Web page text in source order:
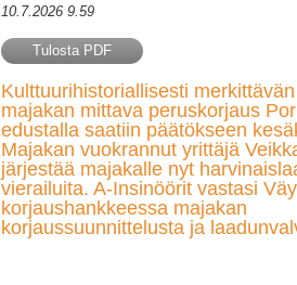
10.7.2026 9.59
Tulosta PDF
Kulttuurihistoriallisesti
majakan mittava peruskorjaus
edustalla saatiin päätökseen
Majakan vuokrannut yrittäjä
järjestää majakalle nyt
vierailuita. A-Insinöörit vastasi
korjaushankkeessa majakan
korjaussuunnittelusta ja